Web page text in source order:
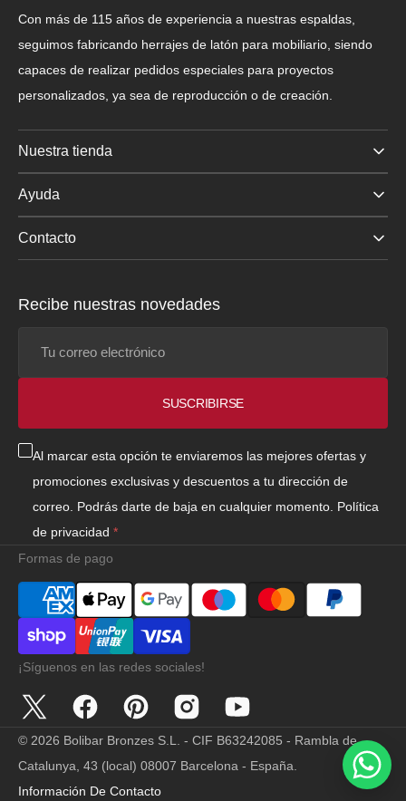
Con más de 115 años de experiencia a nuestras espaldas,
seguimos fabricando herrajes de latón para mobiliario, siendo
capaces de realizar pedidos especiales para proyectos
personalizados, ya sea de reproducción o de creación.
Nuestra tienda
Ayuda
Contacto
Recibe nuestras novedades
SUSCRIBIRSE
Al marcar esta opción te enviaremos las mejores ofertas y
promociones exclusivas y descuentos a tu dirección de
correo. Podrás darte de baja en cualquier momento. Política
de privacidad
Formas de pago
¡Síguenos en las redes sociales!
Twitter FacebookPinterest InstagramYouTube
© 2026 Bolibar Bronzes S.L. - CIF B63242085 - Rambla de
Catalunya, 43 (local) 08007 Barcelona - España
Información De Contacto